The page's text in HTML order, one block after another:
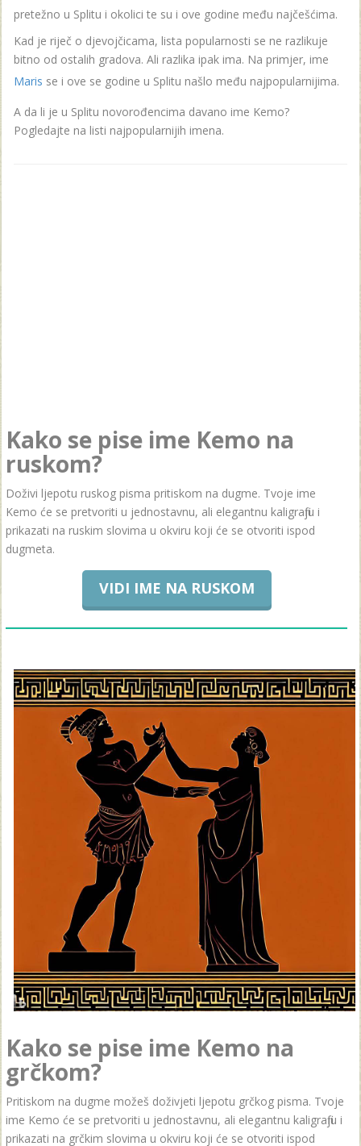
pretežno u Splitu i okolici te su i ove godine među najčešćima.
Kad je riječ o djevojčicama, lista popularnosti se ne razlikuje
bitno od ostalih gradova. Ali razlika ipak ima. Na primjer, ime
Maris se i ove se godine u Splitu našlo među najpopularnijima.
A da li je u Splitu novorođencima davano ime Kemo?
Pogledajte na listi najpopularnijih imena.
Kako se pise ime Kemo na
ruskom?
Doživi ljepotu ruskog pisma pritiskom na dugme. Tvoje ime
Kemo će se pretvoriti u jednostavnu, ali elegantnu kaligrafiju i
prikazati na ruskim slovima u okviru koji će se otvoriti ispod
dugmeta.
VIDI IME NA RUSKOM
Kako se pise ime Kemo na
grčkom?
Pritiskom na dugme možeš doživjeti ljepotu grčkog pisma. Tvoje
ime Kemo će se pretvoriti u jednostavnu, ali elegantnu kaligrafiju i
prikazati na grčkim slovima u okviru koji će se otvoriti ispod